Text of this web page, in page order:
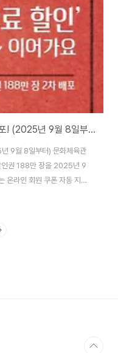
확인 가능예매 중 결제 ..
🎬 영화 관람료 6천 원 할인권 2차 배포! (2025년 9월 8일부터)
9월 8일부터) 문화체육관
인권 188만 장을 2025년 9
온라인 회원 쿠폰 자동 지급
관람료 할인권 2차 배포 개